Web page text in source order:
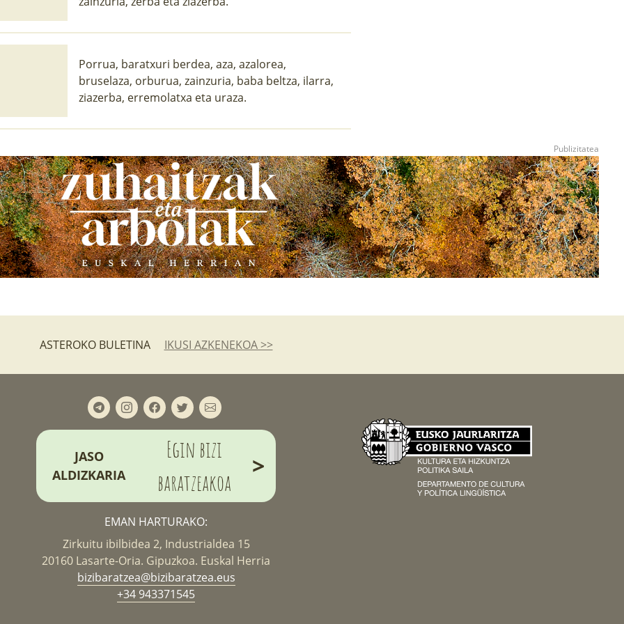
Porrua, baratxuri berdea, aza, azalorea,
bruselaza, orburua, zainzuria, baba beltza, ilarra,
ziazerba, erremolatxa eta uraza.
ASTEROKO BULETINA IKUSI AZKENEKOA >>
JASO
ALDIZKARIA
Egin bizi
baratzeakoa
>
EMAN HARTURAKO:
Zirkuitu ibilbidea 2, Industrialdea 15
20160 Lasarte-Oria. Gipuzkoa. Euskal Herria
bizibaratzea@bizibaratzea.eus
+34 943371545